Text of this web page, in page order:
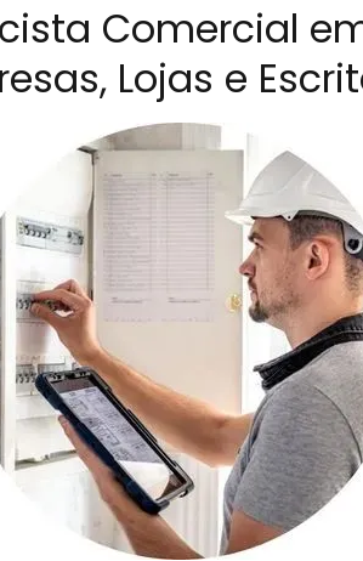
Comercial
Lojas e